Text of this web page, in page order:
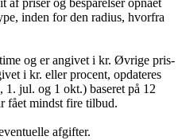
af priser og besparelser opnået
inden for den radius, hvorfra
og er angivet i kr. Øvrige pris-
i kr. eller procent, opdateres
1. jul. og 1 okt.) baseret på 12
fået mindst fire tilbud.
afgifter.